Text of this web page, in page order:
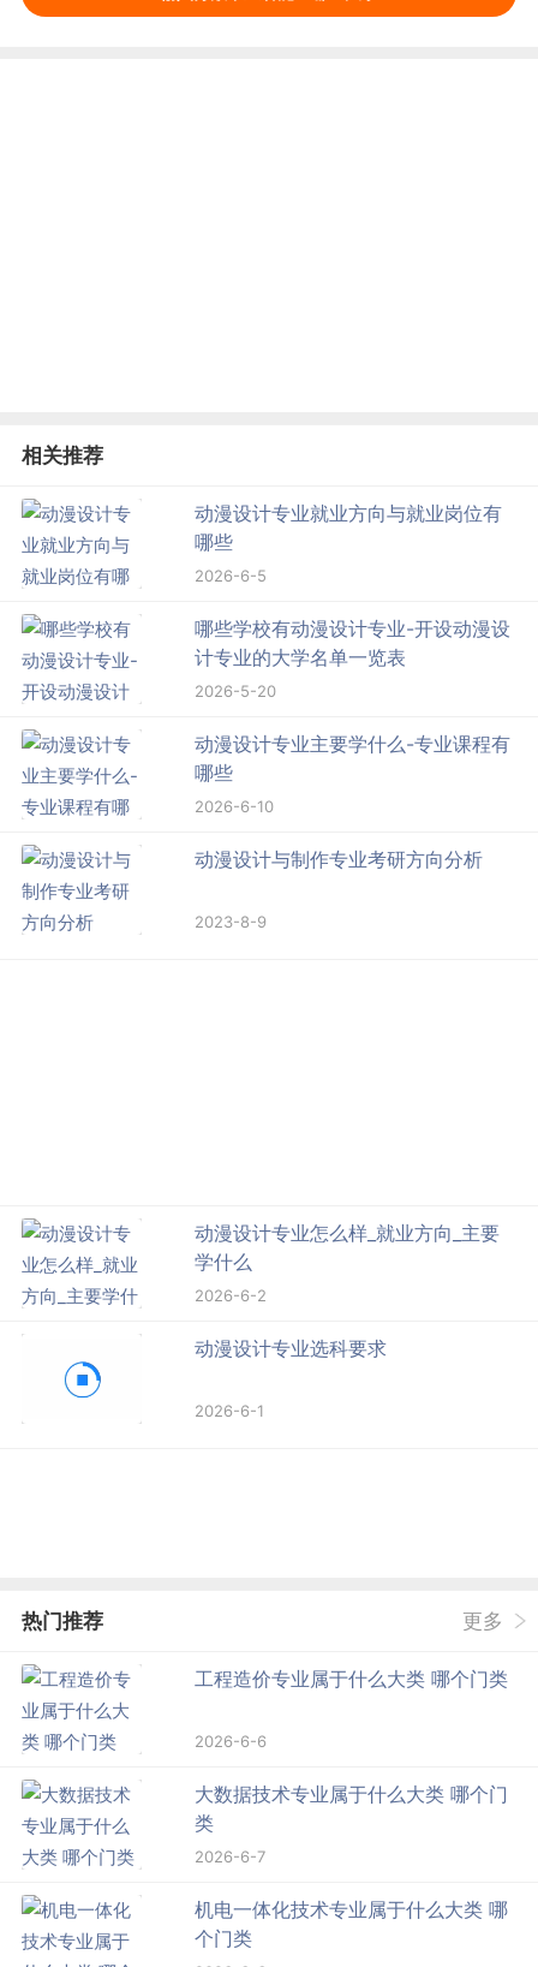
相关推荐
动漫设计专业就业方向与就业岗位有
哪些
2026-6-5
哪些学校有动漫设计专业-开设动漫设
计专业的大学名单一览表
2026-5-20
动漫设计专业主要学什么-专业课程有
哪些
2026-6-10
动漫设计与制作专业考研方向分析
2023-8-9
动漫设计专业怎么样_就业方向_主要
学什么
2026-6-2
动漫设计专业选科要求
2026-6-1
热门推荐 更多
工程造价专业属于什么大类 哪个门类
2026-6-6
大数据技术专业属于什么大类 哪个门
类
2026-6-7
机电一体化技术专业属于什么大类 哪
个门类